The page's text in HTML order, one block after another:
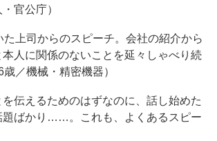
官公庁）
た上司からのスピーチ。会社の紹介から
人に関係のないことを延々しゃべり続
／機械・精密機器）
伝えるためのはずなのに、話し始めた
題ばかり……。これも、よくあるスピー